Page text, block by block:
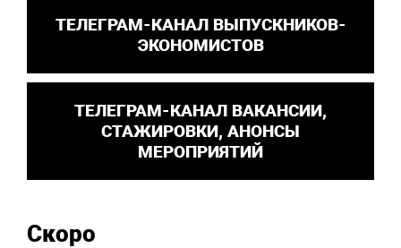
ТЕЛЕГРАМ-КАНАЛ ВЫПУСКНИКОВ-
ЭКОНОМИСТОВ
ТЕЛЕГРАМ-КАНАЛ ВАКАНСИИ,
СТАЖИРОВКИ, АНОНСЫ
МЕРОПРИЯТИЙ
Скоро